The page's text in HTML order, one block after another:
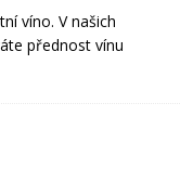
víno. V našich
přednost vínu